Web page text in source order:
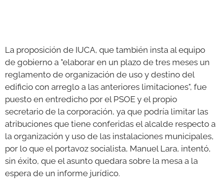
La proposición de IUCA, que también insta al equipo
de gobierno a "elaborar en un plazo de tres meses un
reglamento de organización de uso y destino del
edificio con arreglo a las anteriores limitaciones", fue
puesto en entredicho por el PSOE y el propio
secretario de la corporación, ya que podría limitar las
atribuciones que tiene conferidas el alcalde respecto a
la organización y uso de las instalaciones municipales,
por lo que el portavoz socialista, Manuel Lara, intentó,
sin éxito, que el asunto quedara sobre la mesa a la
espera de un informe jurídico.